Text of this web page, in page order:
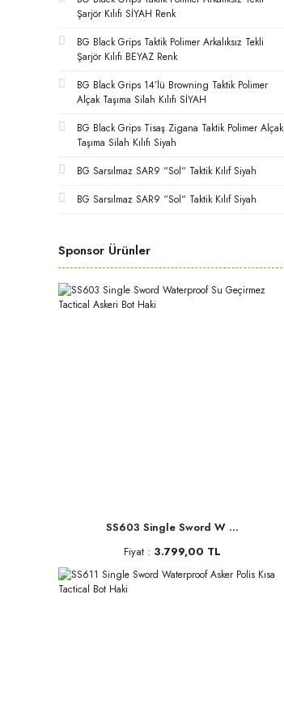
Şarjör Kılıfı SİYAH Renk
BG Black Grips Taktik Polimer Arkalıksız Tekli
Şarjör Kılıfı BEYAZ Renk
BG Black Grips 14’lü Browning Taktik Polimer
Alçak Taşıma Silah Kılıfı SİYAH
BG Black Grips Tisaş Zigana Taktik Polimer Alçak
Taşıma Silah Kılıfı Siyah
BG Sarsılmaz SAR9 “Sol“ Taktik Kılıf Siyah
BG Sarsılmaz SAR9 “Sol“ Taktik Kılıf Siyah
Sponsor Ürünler
SS603 Single Sword W ...
Fiyat : 3.799,00 TL